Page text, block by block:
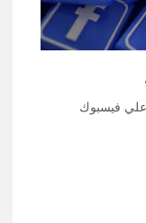
علي فيسبوك